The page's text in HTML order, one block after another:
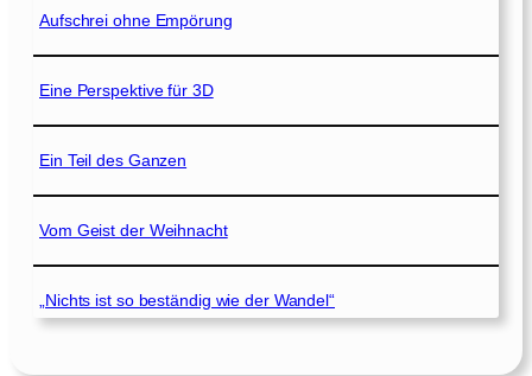
Aufschrei ohne Empörung
Eine Perspektive für 3D
Ein Teil des Ganzen
Vom Geist der Weihnacht
„Nichts ist so beständig wie der Wandel“